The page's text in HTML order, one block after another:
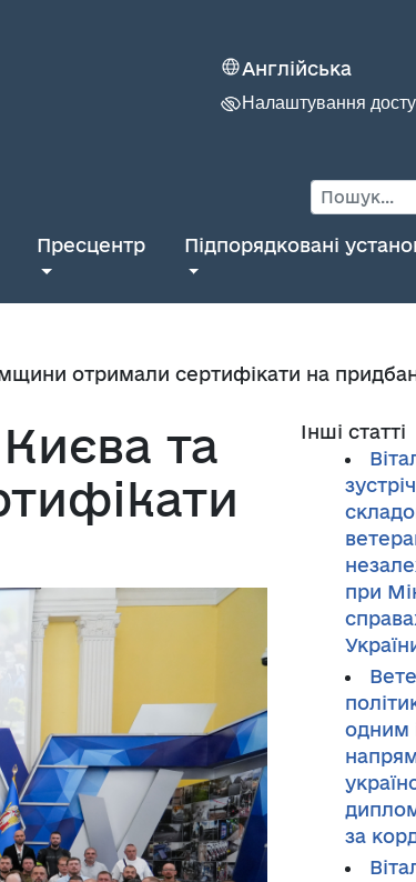
Англійська
Налаштування
Пресцентр Підпорядковані
отримали сертифікати на
та
Інші статті
при
одним
за